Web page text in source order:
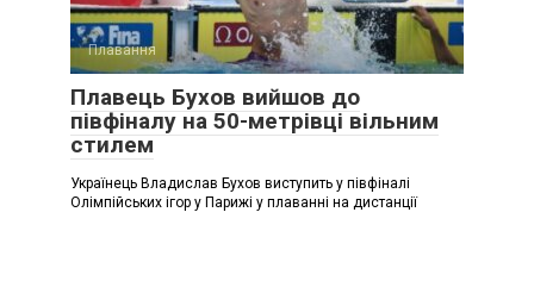
Плавання
Плавець Бухов вийшов до
півфіналу на 50-метрівці вільним
стилем
Українець Владислав Бухов виступить у півфіналі
Олімпійських ігор у Парижі у плаванні на дистанції